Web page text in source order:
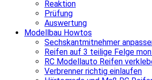
Reaktion
Prüfung
Auswertung
Modellbau Howtos
Sechskantmitnehmer
Reifen auf 3 teilige Felge
RC Modellauto Reifen
Verbrenner richtig einlaufen